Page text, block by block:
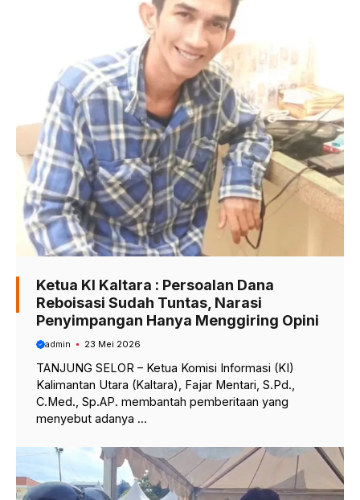
Ketua KI Kaltara : Persoalan Dana
Reboisasi Sudah Tuntas, Narasi
Penyimpangan Hanya Menggiring Opini
admin 23 Mei 2026
TANJUNG SELOR – Ketua Komisi Informasi (KI)
Kalimantan Utara (Kaltara), Fajar Mentari, S.Pd.,
C.Med., Sp.AP. membantah pemberitaan yang
menyebut adanya ...